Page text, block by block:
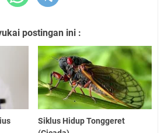
postingan ini :
Siklus Hidup Tonggeret